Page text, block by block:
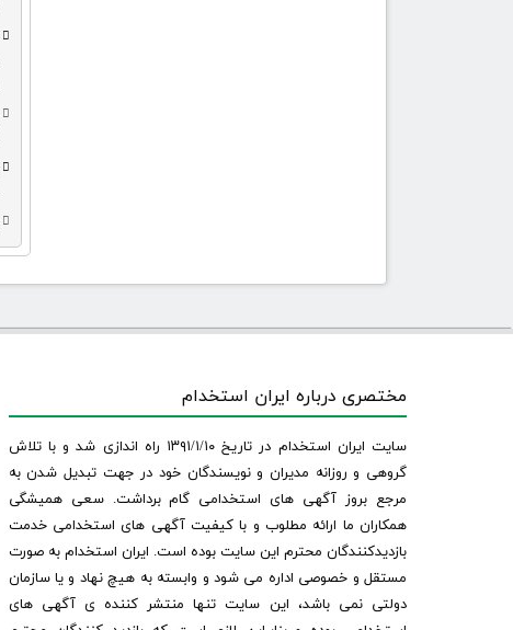
مختصری درباره ایران استخدام
سایت ایران استخدام در تاریخ ۱۳۹۱/۱/۱۰ راه اندازی شد و با تلاش
گروهی و روزانه مدیران و نویسندگان خود در جهت تبدیل شدن به
مرجع بروز آگهی های استخدامی گام برداشت. سعی همیشگی
همکاران ما ارائه مطلوب و با کیفیت آگهی های استخدامی خدمت
بازدیدکنندگان محترم این سایت بوده است. ایران استخدام به صورت
مستقل و خصوصی اداره می شود و وابسته به هیچ نهاد و یا سازمان
دولتی نمی باشد، این سایت تنها منتشر کننده ی آگهی های